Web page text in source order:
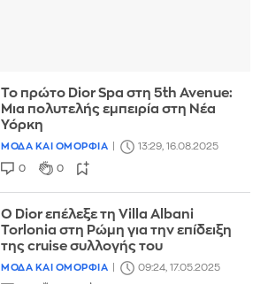
Το πρώτο Dior Spa στη 5th Avenue:
Μια πολυτελής εμπειρία στη Νέα
Υόρκη
ΜΟΔΑ ΚΑΙ ΟΜΟΡΦΙΑ 13:29, 16.08.2025
0 0
O Dior επέλεξε τη Villa Albani
Torlonia στη Ρώμη για την επίδειξη
της cruise συλλογής του
ΜΟΔΑ ΚΑΙ ΟΜΟΡΦΙΑ 09:24, 17.05.2025